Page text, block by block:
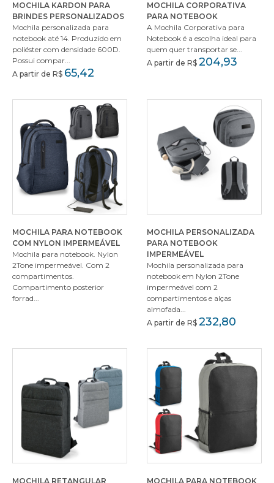
MOCHILA KARDON PARA
BRINDES PERSONALIZADOS
Mochila personalizada para
notebook até 14. Produzido em
poliéster com densidade 600D.
Possui compar...
A partir de R$ 65,42
MOCHILA CORPORATIVA
PARA NOTEBOOK
A Mochila Corporativa para
Notebook é a escolha ideal para
quem quer transportar se...
A partir de R$ 204,93
MOCHILA PARA NOTEBOOK
COM NYLON IMPERMEÁVEL
Mochila para notebook. Nylon
2Tone impermeável. Com 2
compartimentos.
Compartimento posterior
forrad...
MOCHILA PERSONALIZADA
PARA NOTEBOOK
IMPERMEÁVEL
Mochila personalizada para
notebook em Nylon 2Tone
impermeável com 2
compartimentos e alças
almofada...
A partir de R$ 232,80
MOCHILA RETANGULAR
MOCHILA PARA NOTEBOOK